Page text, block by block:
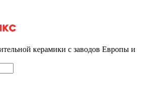
керамики с заводов Европы и